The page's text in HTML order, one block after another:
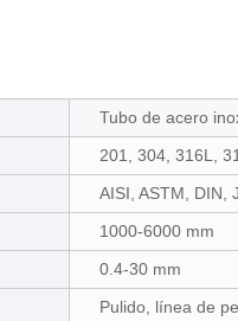
Tubo de acero
201, 304, 316L,
AISI, ASTM, DIN,
1000-6000 mm
0.4-30 mm
Pulido, línea de